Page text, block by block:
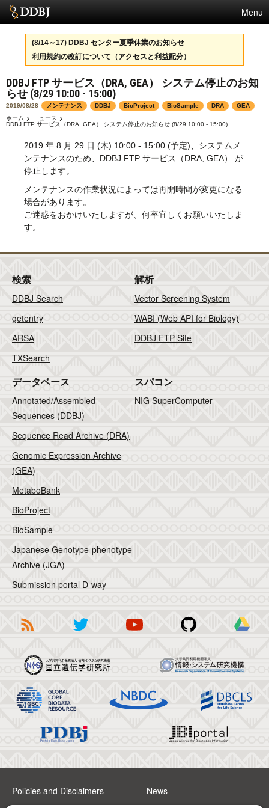
Menu
サービス
スパコン
統計
活動
センターについて
利用規約
問合せ
English
(8/14～17) DDBJ センター夏季休業のお知らせ
利用規約の改訂について（アクセスと利益配分）
DDBJ FTP サービス（DRA, GEA） システム停止のお知
らせ (8/29 10:00 - 15:00)
2019/08/28 メンテナンス DDBJ BioProject BioSample DRA
GEA
ホーム
ニュース
DDBJ FTP サービス（DRA, GEA） システム停止のお知らせ (8/29 10:00 - 15:00)
2019 年 8 月 29 日 (木) 10:00 - 15:00 (予定)、システムメ
ンテナンスのため、DDBJ FTP サービス（DRA, GEA） が
停止します。
メンテナンスの作業状況によっては再開時間が変更になる
場合があります。
ご迷惑をおかけいたしますが、何卒宜しくお願いいたしま
す。
検索
DDBJ Search
getentry
ARSA
TXSearch
解析
Vector Screening System
WABI (Web API for Biology)
DDBJ FTP Site
データベース
Annotated/Assembled
Sequences (DDBJ)
Sequence Read Archive (DRA)
Genomic Expression Archive
(GEA)
MetaboBank
BioProject
BioSample
Japanese Genotype-phenotype
Archive (JGA)
Submission portal D-way
スパコン
NIG SuperComputer
Policies and Disclaimers News